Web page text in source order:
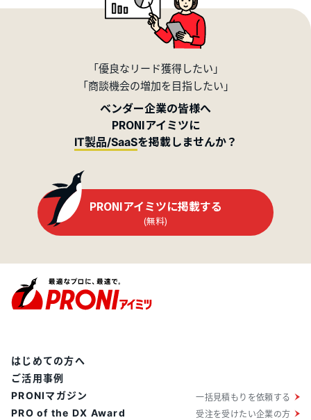
「優良なリード獲得したい」
「商談機会の増加を目指したい」
ベンダー企業の皆様へ
PRONIアイミツに
IT製品/SaaSを掲載しませんか？
PRONIアイミツに掲載する
(無料)
はじめての方へ
ご活用事例
PRONIマガジン
PRO of the DX Award
一括見積もりを依頼する
受注を受けたい企業の方